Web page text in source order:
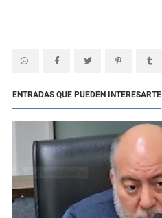
ENTRADAS QUE PUEDEN INTERESARTE